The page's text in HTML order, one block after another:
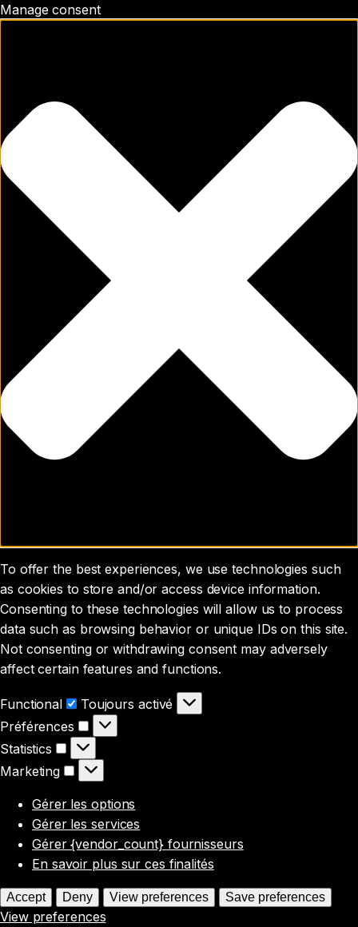
Manage consent
To offer the best experiences, we use technologies such
as cookies to store and/or access device information.
Consenting to these technologies will allow us to process
data such as browsing behavior or unique IDs on this site.
Not consenting or withdrawing consent may adversely
affect certain features and functions.
Functional Functional
Toujours activé
Préférences
Préférences
Statistics
Statistics
Marketing
Marketing
Gérer les options
Gérer les services
Gérer {vendor_count} fournisseurs
En savoir plus sur ces finalités
Accept Deny View preferences Save preferences
View preferences